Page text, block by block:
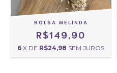
BOLSA MELINDA
R$149,90
6 X DE R$24,98 SEM JUROS